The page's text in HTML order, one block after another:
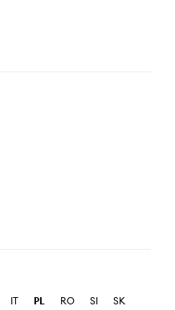
IT PL RO SI SK